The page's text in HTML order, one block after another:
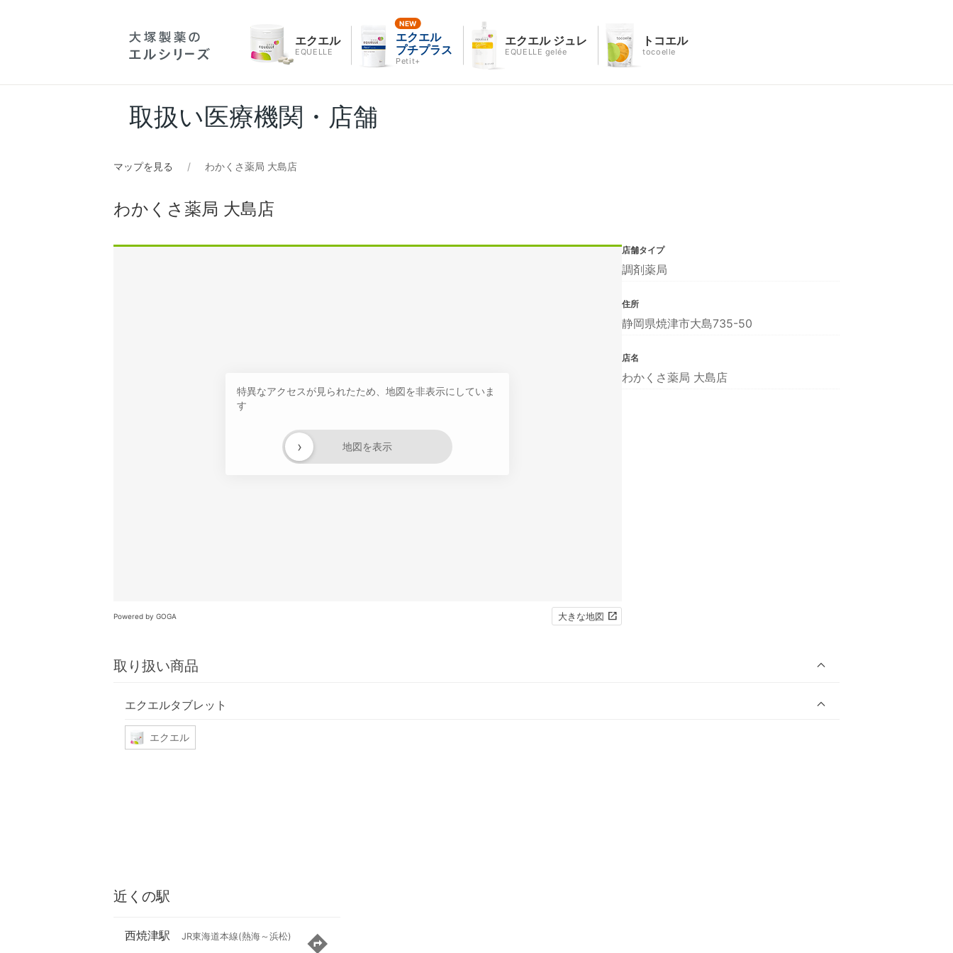
エクエル
EQUELLE
エクエル
プチプラス
Petit+
エクエル ジュレ
EQUELLE gelée
トコエル
tocoelle
取扱い医療機関・店舗
マップを見る わかくさ薬局 大島店
わかくさ薬局 大島店
特異なアクセスが見られたため、地図を非表示にしていま
す
地図を表示
›
Powered by GOGA 大きな地図
取り扱い商品
エクエルタブレット
エクエル
店舗タイプ
調剤薬局
住所
静岡県焼津市大島735-50
店名
わかくさ薬局 大島店
近くの駅
西焼津駅 JR東海道本線(熱海～浜松)